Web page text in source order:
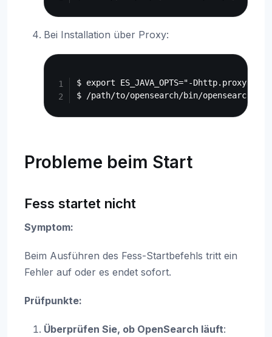
Bei Installation über Proxy:
$ export ES_JAVA_OPTS="-
Probleme beim Start
Fess startet nicht
Symptom:
Beim Ausführen des Fess-Startbefehls tritt ein
Fehler auf oder es endet sofort.
Prüfpunkte:
Überprüfen Sie, ob OpenSearch läuft: